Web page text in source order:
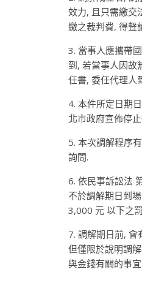
效力, 且只需繳交
繳之裁判費, 得聲
3. 當事人應攜帶
到, 若當事人因故
任書, 委任代理人
4. 本件所定日期
北市政府宣佈停
5. 本次調解程序
詢問.
6. 依民事訴訟法
不於調解期日到
3,000 元 以下之
7. 調解期日前, 會
但僅限於說明調
與金錢有關的事